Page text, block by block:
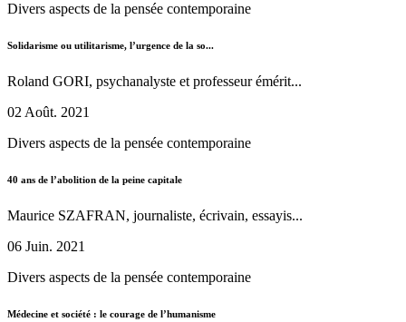
Divers aspects de la pensée contemporaine
Solidarisme ou utilitarisme, l’urgence de la so...
Roland GORI, psychanalyste et professeur émérit...
02 Août. 2021
Divers aspects de la pensée contemporaine
40 ans de l’abolition de la peine capitale
Maurice SZAFRAN, journaliste, écrivain, essayis...
06 Juin. 2021
Divers aspects de la pensée contemporaine
Médecine et société : le courage de l’humanisme